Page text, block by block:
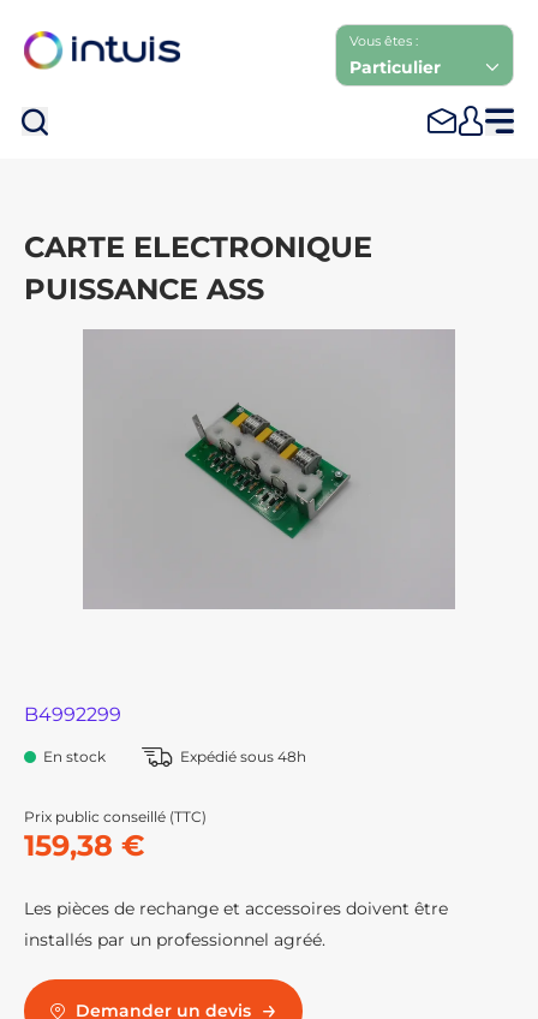
Vous êtes :
Particulier
CARTE ELECTRONIQUE
PUISSANCE ASS
B4992299
En stock Expédié sous 48h
Prix public conseillé (TTC)
159,38 €
Les pièces de rechange et accessoires doivent être
installés par un professionnel agréé.
Demander un devis